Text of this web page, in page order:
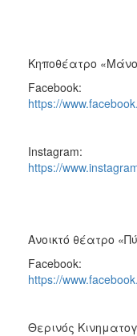
Κηποθέατρο
Facebook:
https://
Instagram:
https://
Ανοικτό θέατρο
Facebook:
https://
Θερινός